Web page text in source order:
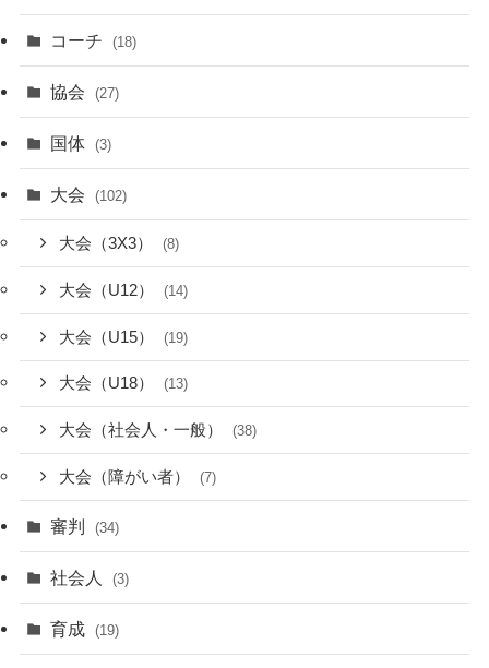
コーチ (18)
協会 (27)
国体 (3)
大会 (102)
大会（3X3） (8)
大会（U12） (14)
大会（U15） (19)
大会（U18） (13)
大会（社会人・一般） (38)
大会（障がい者） (7)
審判 (34)
社会人 (3)
育成 (19)